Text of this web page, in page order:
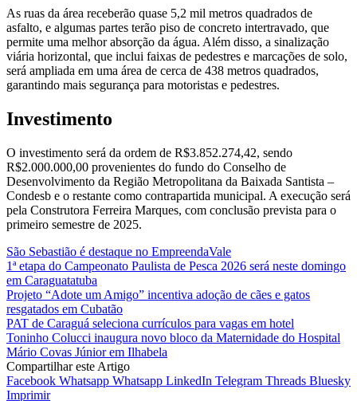
As ruas da área receberão quase 5,2 mil metros quadrados de
asfalto, e algumas partes terão piso de concreto intertravado, que
permite uma melhor absorção da água. Além disso, a sinalização
viária horizontal, que inclui faixas de pedestres e marcações de solo,
será ampliada em uma área de cerca de 438 metros quadrados,
garantindo mais segurança para motoristas e pedestres.
Investimento
O investimento será da ordem de R$3.852.274,42, sendo
R$2.000.000,00 provenientes do fundo do Conselho de
Desenvolvimento da Região Metropolitana da Baixada Santista –
Condesb e o restante como contrapartida municipal. A execução será
pela Construtora Ferreira Marques, com conclusão prevista para o
primeiro semestre de 2025.
São Sebastião é destaque no EmpreendaVale
1ª etapa do Campeonato Paulista de Pesca 2026 será neste domingo
em Caraguatatuba
Projeto “Adote um Amigo” incentiva adoção de cães e gatos
resgatados em Cubatão
PAT de Caraguá seleciona currículos para vagas em hotel
Toninho Colucci inaugura novo bloco da Maternidade do Hospital
Mário Covas Júnior em Ilhabela
Compartilhar este Artigo
Facebook Whatsapp Whatsapp LinkedIn Telegram Threads Bluesky
Imprimir